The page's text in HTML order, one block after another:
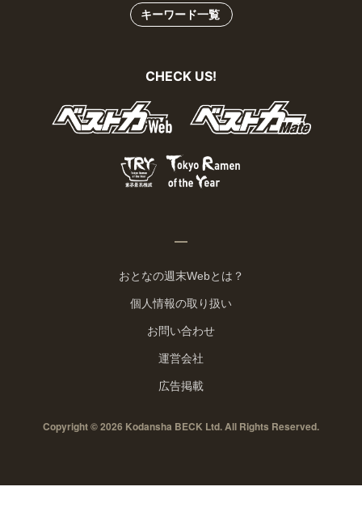
キーワード一覧
CHECK US!
おとなの週末Webとは？
個人情報の取り扱い
お問い合わせ
運営会社
広告掲載
Copyright © 2026 Kodansha BECK Ltd. All Rights Reserved.